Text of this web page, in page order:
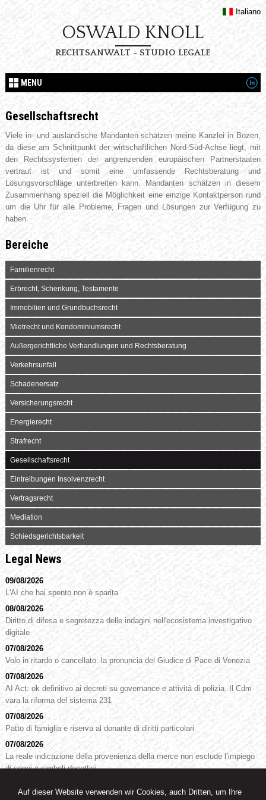
Auf dieser Website verwenden wir Cookies, auch Dritten, um Ihre
Italiano
OSWALD KNOLL
RECHTSANWALT - STUDIO LEGALE
MENU
Gesellschaftsrecht
Viele in- und ausländische Mandanten schätzen meine Kanzlei in Bozen,
da diese am Schnittpunkt der wirtschaftlichen Nord-Süd-Achse liegt, mit
den Rechtssystemen der angrenzenden europäischen Partnerstaaten
vertraut ist und somit eine umfassende Rechtsberatung und
Lösungsvorschläge unterbreiten kann. Mandanten schätzen in diesem
Zusammenhang speziell die Möglichkeit eine einzige Kontaktperson rund
um die Uhr für alle Probleme, Fragen und Lösungen zur Verfügung zu
haben.
Bereiche
Familienrecht
Erbrecht, Schenkung, Testamente
Immobilien und Grundbuchsrecht
Mietrecht und Kondominiumsrecht
Außergerichtliche Verhandlungen und Rechtsberatung
Verkehrsunfall
Schadenersatz
Versicherungsrecht
Energierecht
Strafrecht
Gesellschaftsrecht
Eintreibungen Insolvenzrecht
Vertragsrecht
Mediation
Schiedsgerichtsbarkeit
Legal News
09/08/2026
L'AI che hai spento non è sparita
08/08/2026
Diritto di difesa e segretezza delle indagini nell'ecosistema investigativo
digitale
07/08/2026
Volo in ritardo o cancellato: la pronuncia del Giudice di Pace di Venezia
07/08/2026
AI Act: ok definitivo ai decreti su governance e attività di polizia. Il Cdm
vara la riforma del sistema 231
07/08/2026
Patto di famiglia e riserva al donante di diritti particolari
07/08/2026
La reale indicazione della provenienza della merce non esclude l’impiego
di segni o simboli decettivi